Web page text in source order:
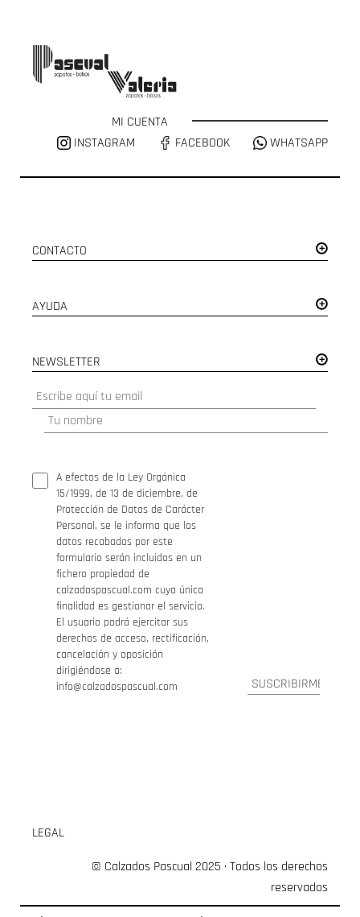
MI CUENTA
INSTAGRAM
FACEBOOK WHATSAPP
CONTACTO
AYUDA
NEWSLETTER
A efectos de la Ley Orgánica
15/1999, de 13 de diciembre, de
Protección de Datos de Carácter
Personal, se le informa que los
datos recabados por este
formulario serán incluidos en un
fichero propiedad de
calzadospascual.com cuya única
finalidad es gestionar el servicio.
El usuario podrá ejercitar sus
derechos de acceso, rectificación,
cancelación y oposición
dirigiéndose a:
info@calzadospascual.com
LEGAL
© Calzados Pascual 2025 · Todos los derechos
reservados